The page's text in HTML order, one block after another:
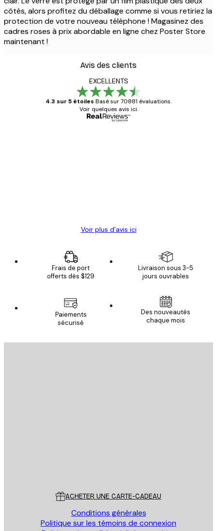
côtés, alors profitez du déballage comme si vous retiriez la
protection de votre nouveau téléphone ! Magasinez des
cadres roses à prix abordable en ligne chez Poster Store
maintenant !
Avis des clients
EXCELLENTS
4.3 sur 5 étoiles Basé sur 70881 évaluations.
Voir quelques avis ici.
Voir plus d’avis ici
Frais de port
offerts dès $129
Livraison sous 3-5
jours ouvrables
Paiements
sécurisé
Des nouveautés
chaque mois
ACHETER UNE CARTE-CADEAU
Conditions générales
Politique sur les témoins de connexion